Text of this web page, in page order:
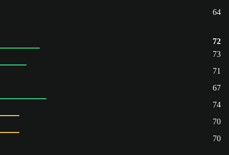
64
72
73
71
67
74
70
70